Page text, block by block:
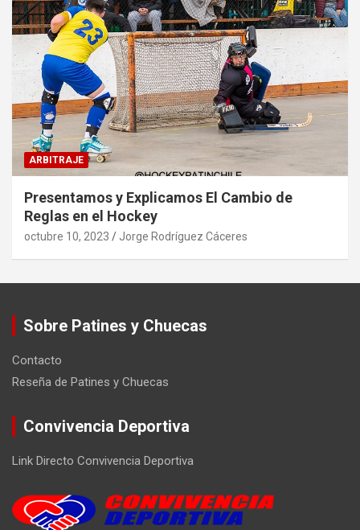
ARBITRAJE
Presentamos y Explicamos El Cambio de
Reglas en el Hockey
octubre 10, 2023 Jorge Rodríguez Cáceres
Sobre Patines y Chuecas
Contacto
Reseña de Patines y Chuecas
Convivencia Deportiva
Link Directo Convivencia Deportiva